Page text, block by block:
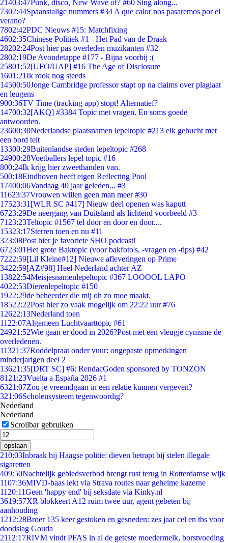
21403:47Punk, disco, New Wave of? #60 Sing along...
7302:44Spaanstalige nummers #34 A que calor nos pasaremos por el
verano?
7802:42PDC Nieuws #15: Matchfixing
4602:35Chinese Politiek #1 - Het Pad van de Draak
28202:24Post hier pas overleden muzikanten #32
2802:19De Avondetappe #177 - Bijna voorbij :(
25801:52[UFO/UAP] #16 The Age of Disclosure
1601:21Ik rook nog steeds
14500:50Jonge Cambridge professor stapt op na claims over plagiaat
en leugens
900:36TV Time (tracking app) stopt! Alternatief?
14700:32[AKQ] #3384 Topic met vragen. En soms goede
antwoorden.
23600:30Nederlandse plaatsnamen lepeltopic #213 elk gehucht met
een bord telt
13300:29Buitenlandse steden lepeltopic #268
24900:28Voetballers lepel topic #16
800:24Ik krijg hier zweethanden van.
500:18Eindhoven heeft eigen Reflecting Pool
17400:06Vandaag 40 jaar geleden... #3
11623:37Vrouwen willen geen man meer #30
17523:31 [WLR SC #417] Nieuw deel openen was kaputt
6723:29De neergang van Duitsland als lichtend voorbeeld #3
71 23:23Teltopic #1567 tel door en door en door....
15323:17Sterren toen en nu #11
323:08Post hier je favoriete SHO podcast!
6723:01Het grote Baktopic (voor bakfoto's, -vragen en -tips) #42
7222:59[Lil Kleine#12] Nieuwe afleveringen op Prime
3422:59[AZ#98] Heel Nederland achter AZ
13822:54Meisjesnamenlepeltopic #367 LOOOOL LAPO
4022:53Dierenlepeltopic #150
1922:29de beheerder die mij oh zo moe maakt.
18522:22Post hier zo vaak mogelijk om 22:22 uur #76
12622:13Nederland toen
11 22:07Algemeen Luchtvaarttopic #61
24921:52Wie gaan er dood in 2026?Post met een vleugje cynisme de
overledenen.
11321:37Roddelpraat onder vuur: ongepaste opmerkingen
minderjarigen deel 2
13621:35[DRT SC] #6: RendacGoden sponsored by TONZON
81 21:23Vuelta a España 2026 #1
6321:07Zou je vreemdgaan in een relatie kunnen vergeven?
321:06Scholensysteem tegenwoordig?
Nederland
Nederland
Scrollbar gebruiken
opslaan
210:03Inbraak bij Haagse politie: dieven betrapt bij stelen illegale
sigaretten
409:50Nachtelijk gebiedsverbod brengt rust terug in Rotterdamse wijk
1107:36MIVD-baas lekt via Strava routes naar geheime kazerne
11 20:11Geen 'happy end' bij seksdate via Kinky.nl
3619:57XR blokkeert A12 ruim twee uur, agent gebeten bij
aanhouding
1212:28Broer 135 keer gestoken en gesneden: zes jaar cel en tbs voor
doodslag Gouda
2112:17RIVM vindt PFAS in al de geteste moedermelk, borstvoeding